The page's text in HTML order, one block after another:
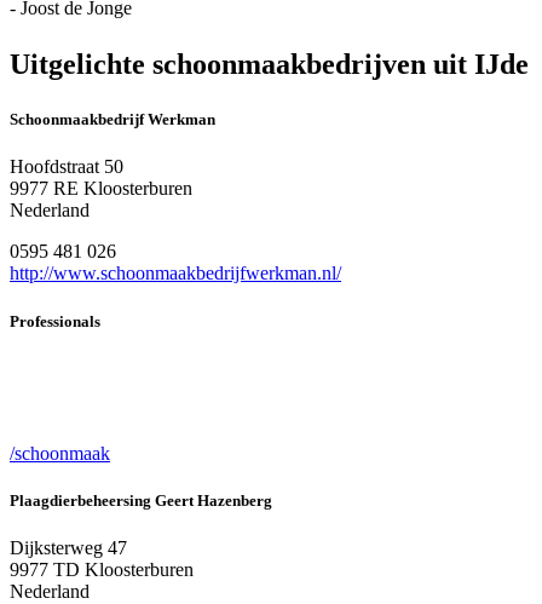
- Joost de Jonge
Uitgelichte schoonmaakbedrijven uit IJde
Schoonmaakbedrijf Werkman
Hoofdstraat 50
9977 RE Kloosterburen
Nederland
0595 481 026
http://www.schoonmaakbedrijfwerkman.nl/
Professionals
/schoonmaak
Plaagdierbeheersing Geert Hazenberg
Dijksterweg 47
9977 TD Kloosterburen
Nederland